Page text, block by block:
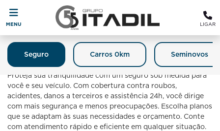
MENU LIGAR
Carros 0km Seminovos
Seguro
Seguro
Proteja sua tranquilidade com um seguro sob medida para
você e seu veículo. Com cobertura contra roubos,
acidentes, danos a terceiros e assistência 24h, você dirige
com mais segurança e menos preocupações. Escolha planos
que se adaptam às suas necessidades e orçamento. Conte
com atendimento rápido e eficiente em qualquer situação.